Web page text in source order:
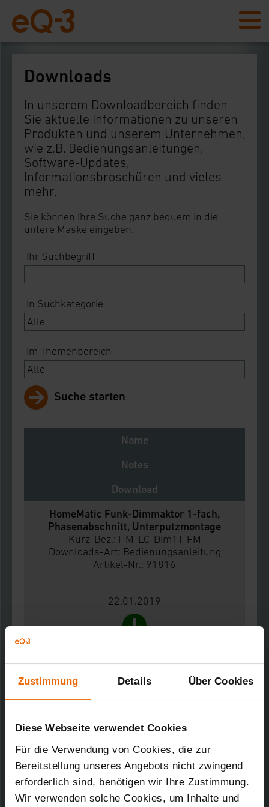
Zustimmung Details Über Cookies
Diese Webseite verwendet Cookies
Für die Verwendung von Cookies, die zur
Bereitstellung unseres Angebots nicht zwingend
erforderlich sind, benötigen wir Ihre Zustimmung.
Wir verwenden solche Cookies, um Inhalte und
Downloads
In unserem Downloadbereich finden
Sie aktuelle Informationen zu unseren
Produkten und unserem Unternehmen,
wie z.B. Bedienungsanleitungen,
Software-Updates,
Informationsbroschüren und vieles
mehr.
Sie können Ihre Suche ganz bequem in die
untere Maske eingeben.
Ihr Suchbegriff
In Suchkategorie
Im Themenbereich
Suche starten
Name
Notes
Download
HomeMatic Funk-Dimmaktor 1-fach,
Phasenabschnitt, Unterputzmontage
Kurz-Bez.: HM-LC-Dim1T-FM
Downloads-Art: Bedienungsanleitung
Artikel-Nr.: 91816
22.01.2019
HomeMatic Funk-Dimmaktor 1-fach,
Phasenabschnitt, Unterputzmontage
Kurz-Bez.: HM-LC-Dim1T-FM
Artikel-Nr.: 91816
22.01.2019